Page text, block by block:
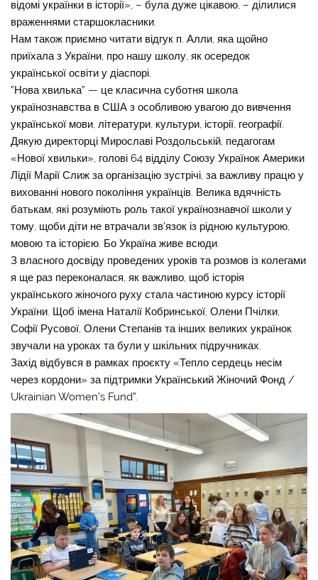
відомі українки в історії», – була дуже цікавою, – ділилися
враженнями старшокласники.
Нам також приємно читати відгук п. Алли, яка щойно
приїхала з України, про нашу школу, як осередок
української освіти у діаспорі.
”Нова хвилька” — це класична суботня школа
українознавства в США з особливою увагою до вивчення
української мови, літератури, культури, історії, географії.
Дякую директорці Мирославі Роздольській, педагогам
«Нової хвильки», голові 64 відділу Союзу Українок Америки
Лідії Марії Слиж за організацію зустрічі, за важливу працю у
вихованні нового покоління українців. Велика вдячність
батькам, які розуміють роль такої українознавчої школи у
тому, щоби діти не втрачали зв’язок із рідною культурою,
мовою та історією. Бо Україна живе всюди.
З власного досвіду проведених уроків та розмов із колегами
я ще раз переконалася, як важливо, щоб історія
українського жіночого руху стала частиною курсу історії
України. Щоб імена Наталії Кобринської, Олени Пчілки,
Софії Русової, Олени Степанів та інших великих українок
звучали на уроках та були у шкільних підручниках.
Захід відбувся в рамках проєкту «Тепло сердець несім
через кордони» за підтримки Український Жіночий Фонд /
Ukrainian Women’s Fund”.